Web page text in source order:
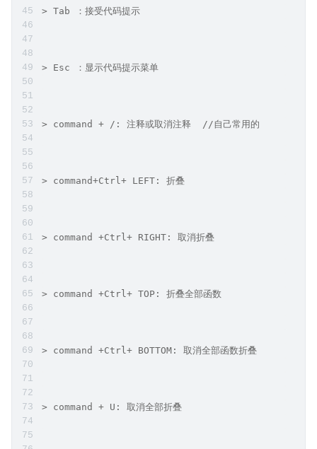
> Tab ：接受代码提示
> Esc ：显示代码提示菜单
> command + /: 注释或取消注释  //自己常用的
> command+Ctrl+ LEFT: 折叠
> command +Ctrl+ RIGHT: 取消折叠
> command +Ctrl+ TOP: 折叠全部函数
> command +Ctrl+ BOTTOM: 取消全部函数折叠
> command + U: 取消全部折叠